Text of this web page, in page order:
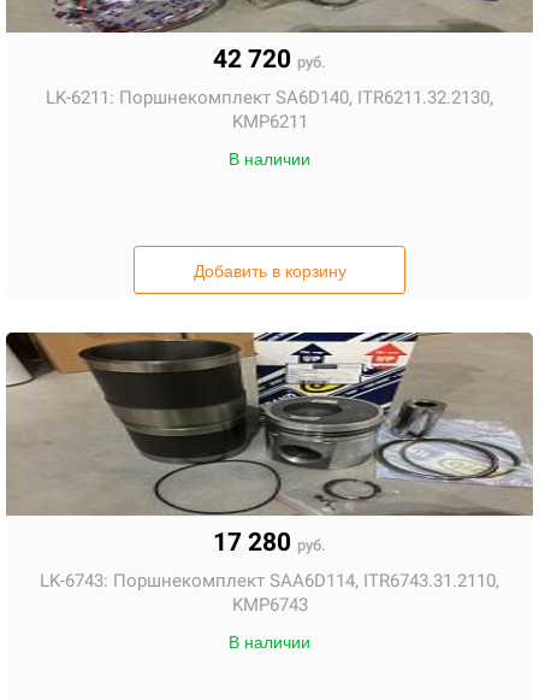
42 720 руб.
LK-6211: Поршнекомплект SA6D140, ITR6211.32.2130,
KMP6211
В наличии
Добавить в корзину
17 280 руб.
LK-6743: Поршнекомплект SAA6D114, ITR6743.31.2110,
KMP6743
В наличии